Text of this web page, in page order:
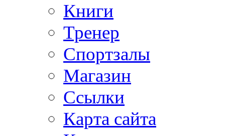
Книги
Тренер
Спортзалы
Магазин
Ссылки
Карта сайта